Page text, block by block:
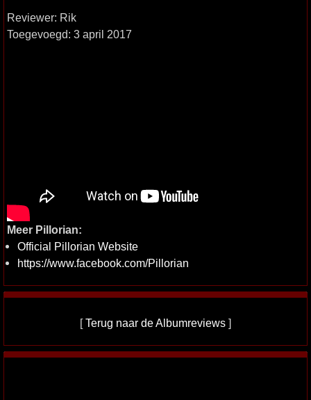
Reviewer: Rik
Toegevoegd: 3 april 2017
Meer Pillorian:
Official Pillorian Website
https://www.facebook.com/Pillorian
[Terug naar de Albumreviews ]